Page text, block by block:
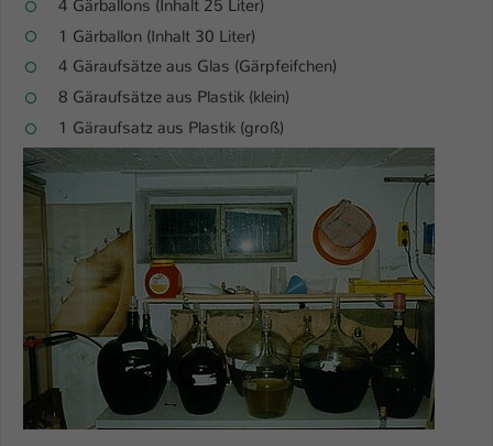
Show larger version
4 Gärballons (Inhalt 25 Liter)
1 Gärballon (Inhalt 30 Liter)
4 Gäraufsätze aus Glas (Gärpfeifchen)
8 Gäraufsätze aus Plastik (klein)
1 Gäraufsatz aus Plastik (groß)